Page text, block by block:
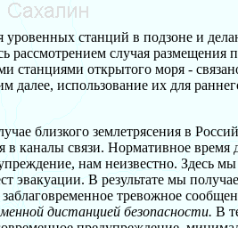
уровенных станций в подзоне и
рассмотрением случая
станциями открытого моря -
использование их для
близкого землетрясения в
каналы связи. Нормативное
нам неизвестно. Здесь
эвакуации. В результате мы
тревожное
дистанцией безопасности. В